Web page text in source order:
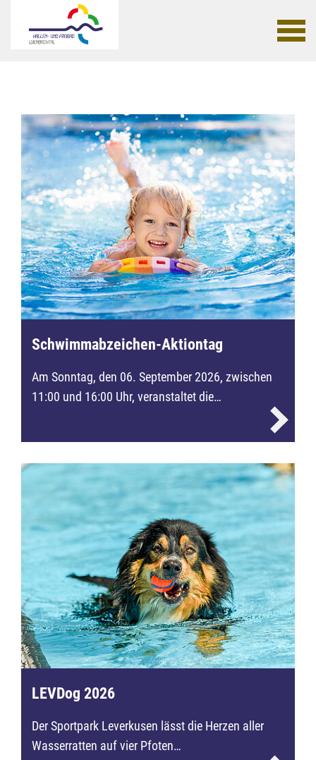
Schwimmabzeichen-Aktiontag
Am Sonntag, den 06. September 2026, zwischen
11:00 und 16:00 Uhr, veranstaltet die…
LEVDog 2026
Der Sportpark Leverkusen lässt die Herzen aller
Wasserratten auf vier Pfoten…